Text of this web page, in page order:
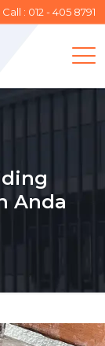
Call : 012 - 405 8791
Anda